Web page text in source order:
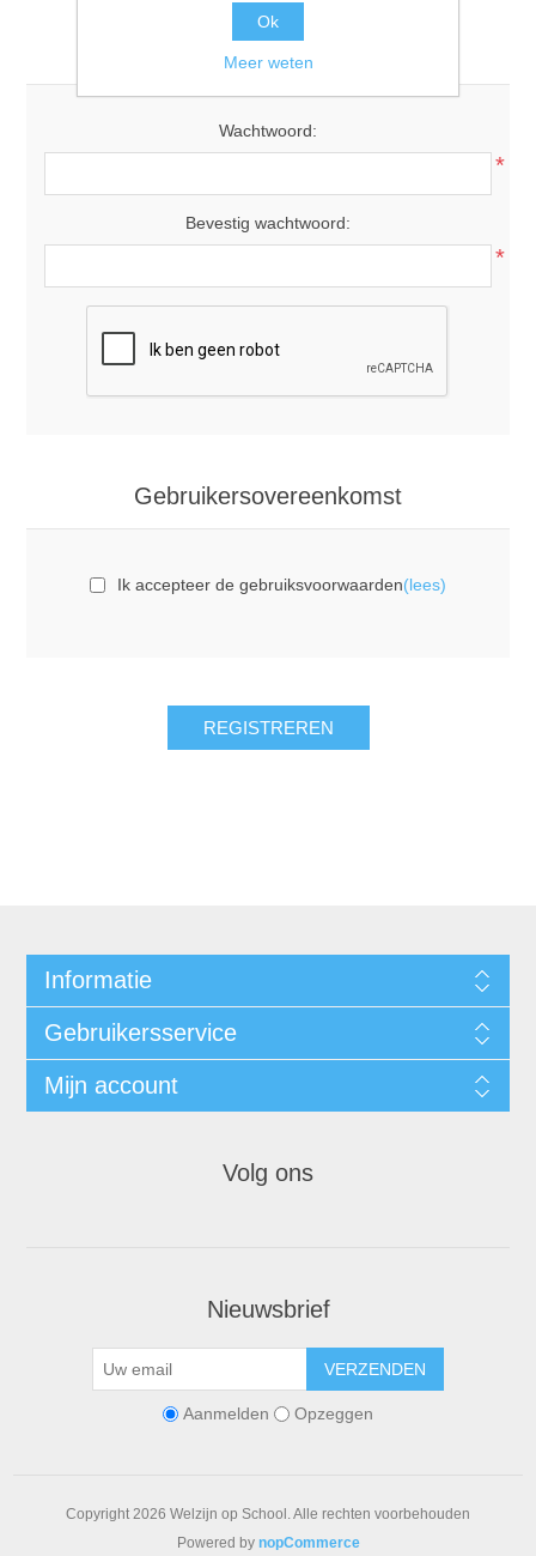
Uw wachtwoord
Wachtwoord:
*
Bevestig wachtwoord:
*
Gebruikersovereenkomst
Ik accepteer de gebruiksvoorwaarden(lees)
REGISTREREN
Informatie
Gebruikersservice
Mijn account
Volg ons
Nieuwsbrief
VERZENDEN
Aanmelden Opzeggen
Copyright 2026 Welzijn op School. Alle rechten voorbehouden
Powered by nopCommerce
Ok
Meer weten